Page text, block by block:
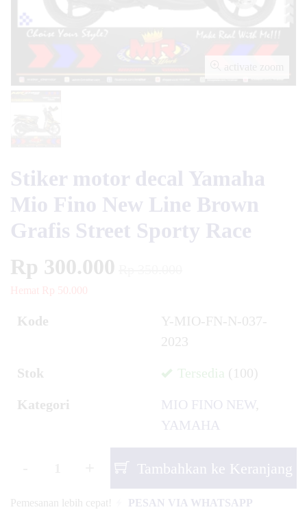
activate zoom
Stiker motor decal Yamaha
Mio Fino New Line Brown
Grafis Street Sporty Race
Rp 300.000
Hemat Rp 50.000
Kode
Y-MIO-FN-N-037-
2023
Stok Tersedia (100)
Kategori MIO FINO NEW,
YAMAHA
Tambahkan ke Keranjang
Pemesanan lebih cepat! PESAN VIA WHATSAPP